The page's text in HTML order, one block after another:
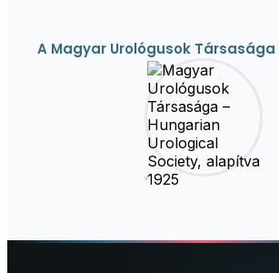
A Magyar Urológusok Társasága